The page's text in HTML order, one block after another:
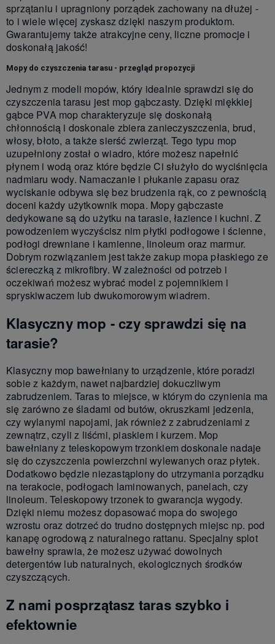
sprzątaniu i upragniony porządek zachowany na dłużej -
to i wiele więcej zyskasz dzięki naszym produktom.
Gwarantujemy także atrakcyjne ceny, liczne promocje i
doskonałą jakość!
Mopy do czyszczenia tarasu - przegląd propozycji
Jednym z modeli mopów, który idealnie sprawdzi się do
czyszczenia tarasu jest mop gąbczasty. Dzięki miękkiej
gąbce PVA mop charakteryzuje się doskonałą
chłonnością i doskonale zbiera zanieczyszczenia, brud,
włosy, błoto, a także sierść zwierząt. Tego typu mop
uzupełniony został o wiadro, które możesz napełnić
płynem i wodą oraz które będzie Ci służyło do wyciśnięcia
nadmiaru wody. Namaczanie i płukanie zapasu oraz
wyciskanie odbywa się bez brudzenia rąk, co z pewnością
doceni każdy użytkownik mopa. Mopy gąbczaste
dedykowane są do użytku na tarasie, łazience i kuchni. Z
powodzeniem wyczyścisz nim płytki podłogowe i ścienne,
podłogi drewniane i kamienne, linoleum oraz marmur.
Dobrym rozwiązaniem jest także zakup mopa płaskiego ze
ściereczką z mikrofibry. W zależności od potrzeb i
oczekiwań możesz wybrać model z pojemnikiem i
spryskiwaczem lub dwukomorowym wiadrem.
Klasyczny mop - czy sprawdzi się na
tarasie?
Klasyczny mop bawełniany to urządzenie, które poradzi
sobie z każdym, nawet najbardziej dokuczliwym
zabrudzeniem. Taras to miejsce, w którym do czynienia ma
się zarówno ze śladami od butów, okruszkami jedzenia,
czy wylanymi napojami, jak również z zabrudzeniami z
zewnątrz, czyli z liśćmi, piaskiem i kurzem. Mop
bawełniany z teleskopowym trzonkiem doskonale nadaje
się do czyszczenia powierzchni wylewanych oraz płytek.
Dodatkowo będzie niezastąpiony do utrzymania porządku
na terakocie, podłogach laminowanych, panelach, czy
linoleum. Teleskopowy trzonek to gwarancja wygody.
Dzięki niemu możesz dopasować mopa do swojego
wzrostu oraz dotrzeć do trudno dostępnych miejsc np. pod
kanapę ogrodową z naturalnego rattanu. Specjalny splot
bawełny sprawia, że możesz używać dowolnych
detergentów lub naturalnych, ekologicznych środków
czyszczących.
Z nami posprzątasz taras szybko i
efektownie